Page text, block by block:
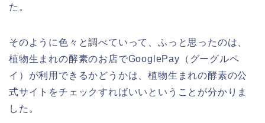
た。
そのように色々と調べていって、ふっと思ったのは、
植物生まれの酵素のお店でGooglePay（グーグルペ
イ）が利用できるかどうかは、植物生まれの酵素の公
式サイトをチェックすればいいということが分かりま
した。